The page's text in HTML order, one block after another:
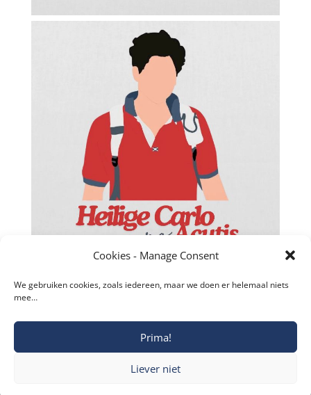
Cookies - Manage Consent
We gebruiken cookies, zoals iedereen, maar we doen er helemaal niets
mee…
Prima!
Liever niet